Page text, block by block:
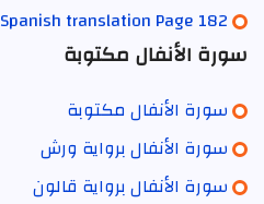
Spanish translation Page 182
سورة الأنفال مكتوبة
سورة الأنفال مكتوبة
سورة الأنفال برواية ورش
سورة الأنفال برواية قالون